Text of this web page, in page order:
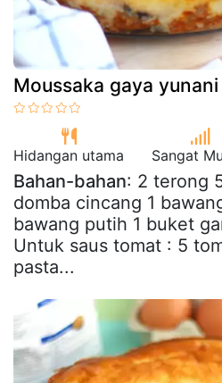
Moussaka gaya yunani
Hidangan utama Sangat
Bahan-bahan: 2 terong
domba cincang 1
bawang putih 1 buket
Untuk saus tomat : 5
pasta...